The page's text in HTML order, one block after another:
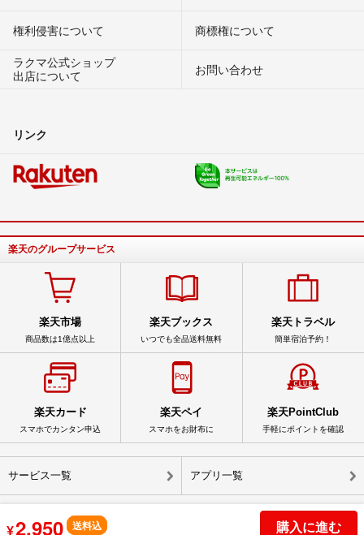
¥2,950 送料込 購入に進む
権利侵害について
商標権について
ラクマ公式ショップ
出店について
お問い合わせ
リンク
楽天のグループサービス
楽天市場
商品数は1億点以上
楽天ブックス
いつでも全品送料無料
楽天トラベル
簡単宿泊予約！
楽天カード
スマホでカンタン申込
楽天ペイ
スマホをお財布に
楽天PointClub
手軽にポイントを確認
サービス一覧 アプリ一覧